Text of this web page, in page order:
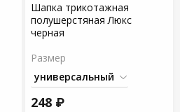
Шапка трикотажная
полушерстяная Люкс
черная
Размер
248 ₽